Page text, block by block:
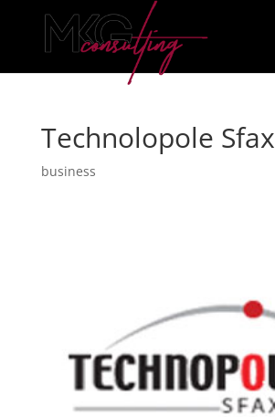
Technolopole Sfax
business